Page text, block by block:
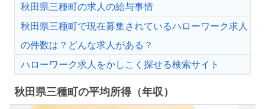
秋田県三種町の求人の給与事情
秋田県三種町で現在募集されているハローワーク求人
の件数は？どんな求人がある？
ハローワーク求人をかしこく探せる検索サイト
秋田県三種町の平均所得（年収）